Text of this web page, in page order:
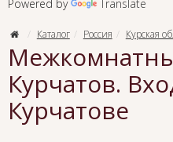
Powered by Translate
Каталог Россия Курская
Курчатов.
Курчатове